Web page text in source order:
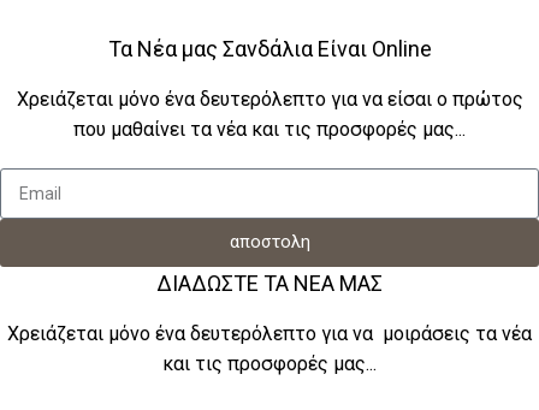
Τα Νέα μας Σανδάλια Είναι Online
Χρειάζεται μόνο ένα δευτερόλεπτο για να είσαι ο πρώτος
που μαθαίνει τα νέα και τις προσφορές μας...
αποστολη
ΔΙΑΔΩΣΤΕ ΤΑ ΝΕΑ ΜΑΣ
Χρειάζεται μόνο ένα δευτερόλεπτο για να μοιράσεις τα νέα
και τις προσφορές μας...